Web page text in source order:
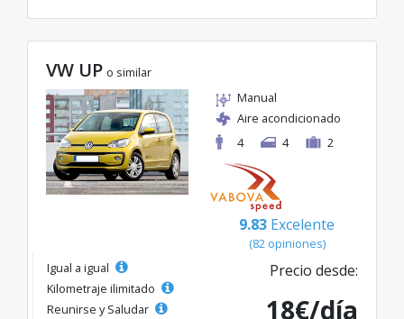
VW UP o similar
Manual
Aire acondicionado
4
4 2
9.83 Excelente
(82 opiniones)
Igual a igual
Kilometraje ilimitado
Reunirse y Saludar
Precio desde:
18€/día